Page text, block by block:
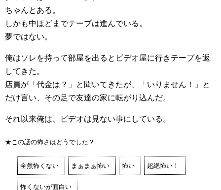
ちゃんとある。
しかも中ほどまでテープは進んでいる。
夢ではない。
俺はソレを持って部屋を出るとビデオ屋に行きテープを返
してきた。
店員が「代金は？」と聞いてきたが、「いりません！」と
だけ言い、その足で友達の家に転がり込んだ。
それ以来俺は、ビデオは見ない事にしている。
★この話の怖さはどうでした？
全然怖くない まぁまぁ怖い 怖い 超絶怖い！
怖くないが面白い